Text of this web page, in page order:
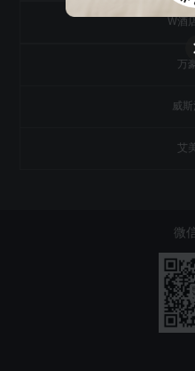
W酒
万
威
艾
微